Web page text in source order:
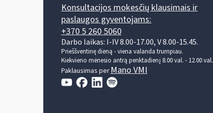
Konsultacijos mokesčių klausimais ir
paslaugos gyventojams:
+370 5 260 5060
Darbo laikas: I-IV 8.00-17.00, V 8.00-15.45.
Prieššventinę dieną - viena valanda trumpiau.
Kiekvieno mėnesio antrą penktadienį 8.00 val. - 12.00 val.
Paklausimas per Mano VMI